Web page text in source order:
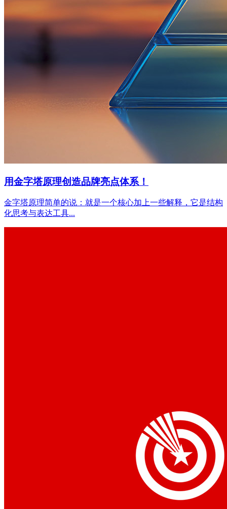
用金字塔原理创造品牌亮点体系！
金字塔原理简单的说：就是一个核心加上一些解释，它是结构
化思考与表达工具...